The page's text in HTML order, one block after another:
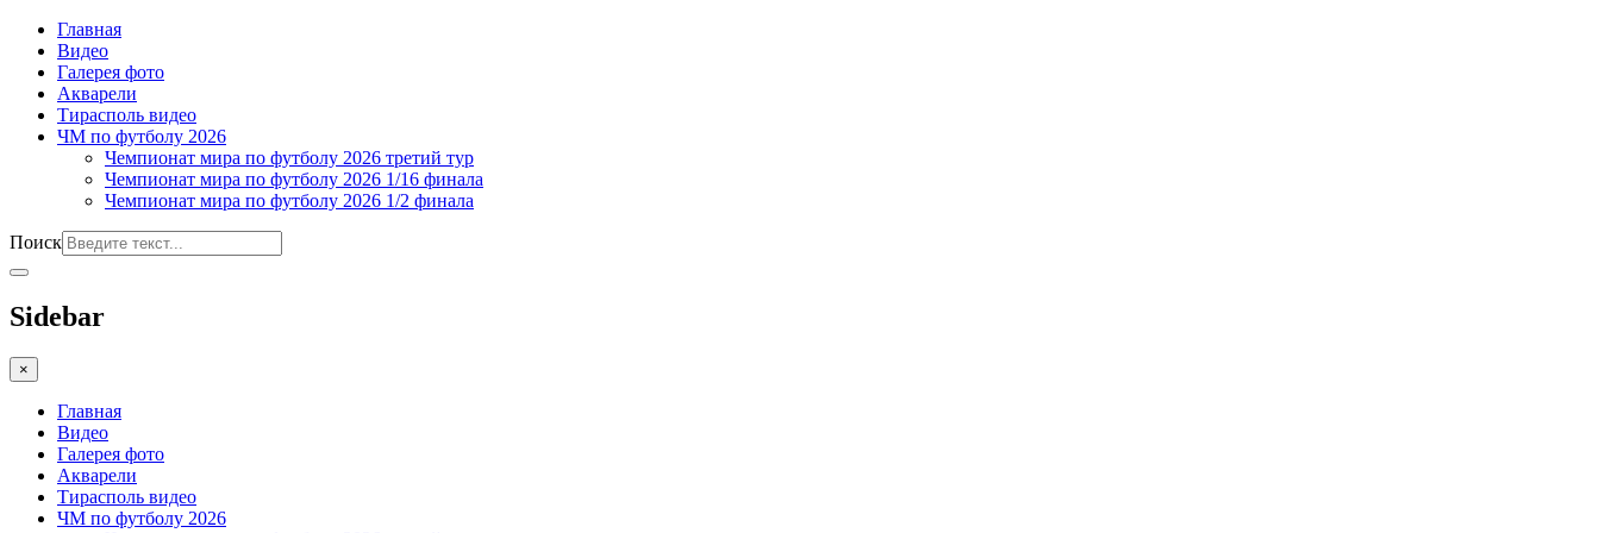
Главная
Видео
Галерея фото
Акварели
Тирасполь видео
ЧМ по футболу 2026
Чемпионат мира по футболу 2026 третий тур
Чемпионат мира по футболу 2026 1/16 финала
Чемпионат мира по футболу 2026 1/2 финала
Поиск
Sidebar
×
Главная
Видео
Галерея фото
Акварели
Тирасполь видео
ЧМ по футболу 2026